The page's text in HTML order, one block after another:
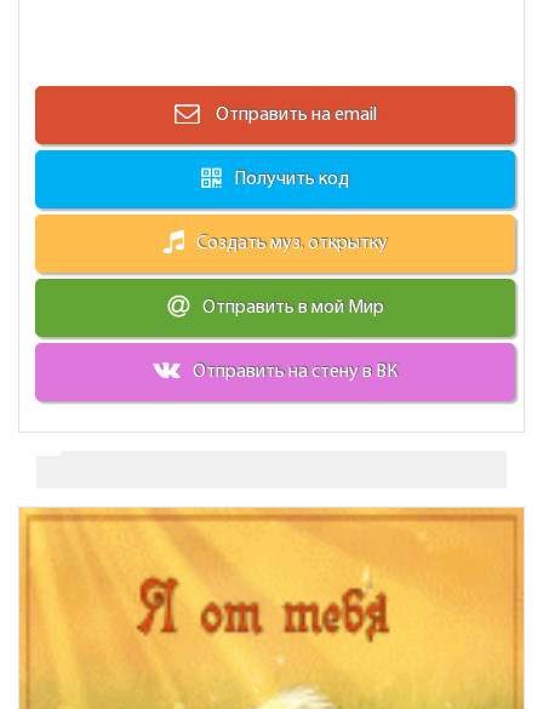
Отправить на email
Получить код
Создать муз. открытку
Отправить в мой Мир
Отправить на стену в ВК